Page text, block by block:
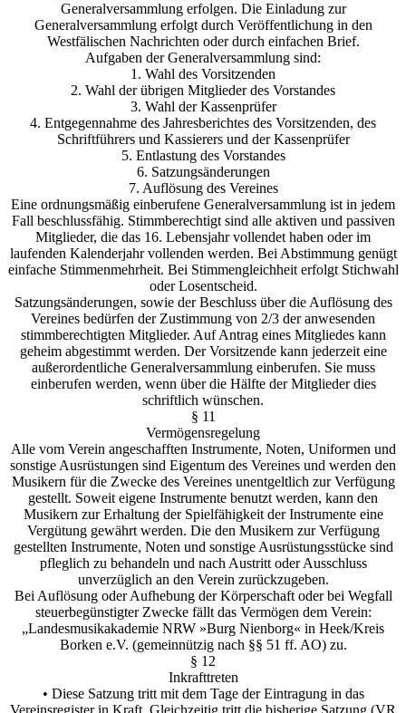
Generalversammlung erfolgen. Die Einladung zur
Generalversammlung erfolgt durch Veröffentlichung in den
Westfälischen Nachrichten oder durch einfachen Brief.
Aufgaben der Generalversammlung sind:
1. Wahl des Vorsitzenden
2. Wahl der übrigen Mitglieder des Vorstandes
3. Wahl der Kassenprüfer
4. Entgegennahme des Jahresberichtes des Vorsitzenden, des
Schriftführers und Kassierers und der Kassenprüfer
5. Entlastung des Vorstandes
6. Satzungsänderungen
7. Auflösung des Vereines
Eine ordnungsmäßig einberufene Generalversammlung ist in jedem
Fall beschlussfähig. Stimmberechtigt sind alle aktiven und passiven
Mitglieder, die das 16. Lebensjahr vollendet haben oder im
laufenden Kalenderjahr vollenden werden. Bei Abstimmung genügt
einfache Stimmenmehrheit. Bei Stimmengleichheit erfolgt Stichwahl
oder Losentscheid.
Satzungsänderungen, sowie der Beschluss über die Auflösung des
Vereines bedürfen der Zustimmung von 2/3 der anwesenden
stimmberechtigten Mitglieder. Auf Antrag eines Mitgliedes kann
geheim abgestimmt werden. Der Vorsitzende kann jederzeit eine
außerordentliche Generalversammlung einberufen. Sie muss
einberufen werden, wenn über die Hälfte der Mitglieder dies
schriftlich wünschen.
§ 11
Vermögensregelung
Alle vom Verein angeschafften Instrumente, Noten, Uniformen und
sonstige Ausrüstungen sind Eigentum des Vereines und werden den
Musikern für die Zwecke des Vereines unentgeltlich zur Verfügung
gestellt. Soweit eigene Instrumente benutzt werden, kann den
Musikern zur Erhaltung der Spielfähigkeit der Instrumente eine
Vergütung gewährt werden. Die den Musikern zur Verfügung
gestellten Instrumente, Noten und sonstige Ausrüstungsstücke sind
pfleglich zu behandeln und nach Austritt oder Ausschluss
unverzüglich an den Verein zurückzugeben.
Bei Auflösung oder Aufhebung der Körperschaft oder bei Wegfall
steuerbegünstigter Zwecke fällt das Vermögen dem Verein:
„Landesmusikakademie NRW »Burg Nienborg« in Heek/Kreis
Borken e.V. (gemeinnützig nach §§ 51 ff. AO) zu.
§ 12
Inkrafttreten
• Diese Satzung tritt mit dem Tage der Eintragung in das
Vereinsregister in Kraft. Gleichzeitig tritt die bisherige Satzung (VR